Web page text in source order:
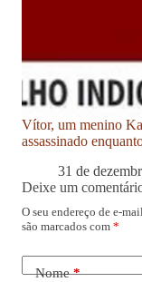
Vítor, um menino
assassinado
31 de
Deixe um
O seu endereço de e-
são marcados com *
Nome*